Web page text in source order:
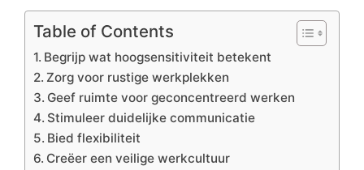
Table of Contents
Begrijp wat hoogsensitiviteit betekent
Zorg voor rustige werkplekken
Geef ruimte voor geconcentreerd werken
Stimuleer duidelijke communicatie
Bied flexibiliteit
Creëer een veilige werkcultuur